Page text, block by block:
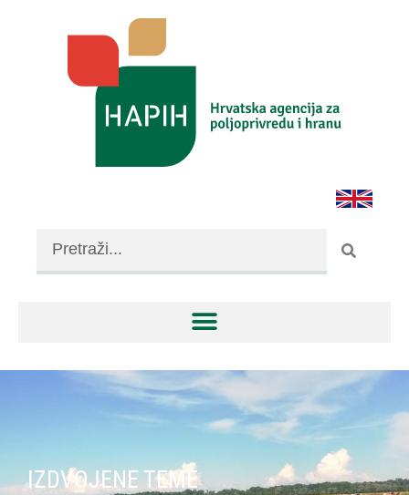
IZDVOJENE TEME